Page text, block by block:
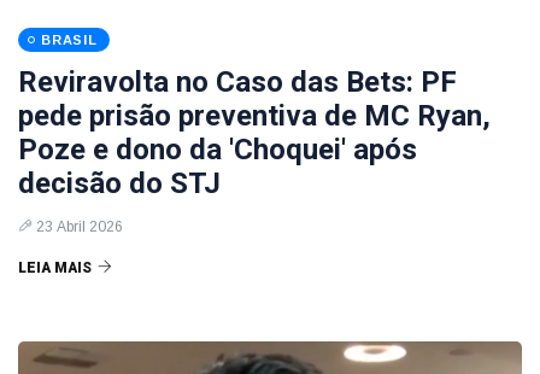
BRASIL
Reviravolta no Caso das Bets: PF
pede prisão preventiva de MC Ryan,
Poze e dono da 'Choquei' após
decisão do STJ
23 Abril 2026
LEIA MAIS